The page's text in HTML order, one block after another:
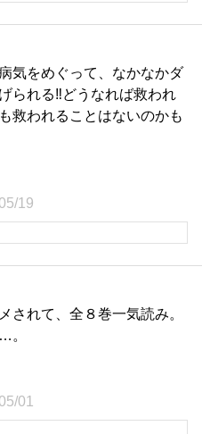
気をめぐって、なかなかダ
られる‼️どうなれば救われ
救われることはないのかも
19
されて、全８巻一気読み。
。
01